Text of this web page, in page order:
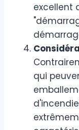
excellent
qui